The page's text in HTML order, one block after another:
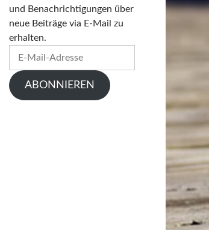
und Benachrichtigungen über
neue Beiträge via E-Mail zu
erhalten.
AdresseABONNIEREN